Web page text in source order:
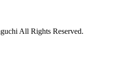
All Rights Reserved.